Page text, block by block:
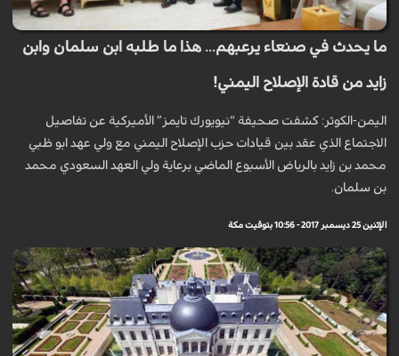
ما يحدث في صنعاء يرعبهم... هذا ما طلبه ابن سلمان وابن
زايد من قادة الإصلاح اليمني!
اليمن-الكوثر: كشفت صحيفة “نيويورك تايمز” الأميركية عن تفاصيل
الاجتماع الذي عقد بين قيادات حزب الإصلاح اليمني مع ولي عهد ابو ظبي
محمد بن زايد بالرياض الأسبوع الماضي برعاية ولي العهد السعودي محمد
بن سلمان.
الإثنين 25 ديسمبر 2017 - 10:56 بتوقيت مكة